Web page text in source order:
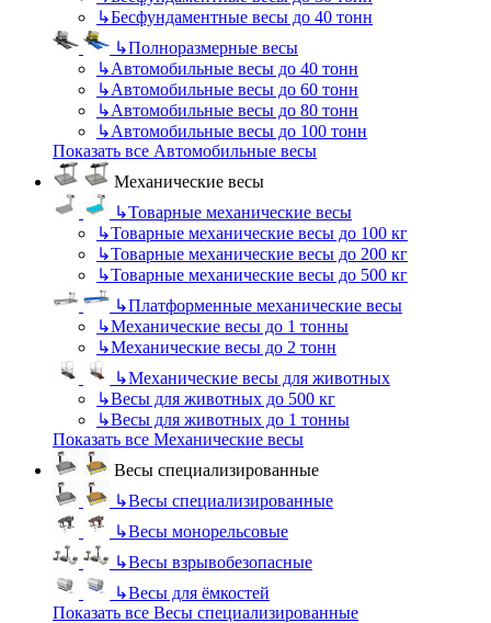
↳Бесфундаментные весы до 40 тонн
↳Полноразмерные весы
↳Автомобильные весы до 40 тонн
↳Автомобильные весы до 60 тонн
↳Автомобильные весы до 80 тонн
↳Автомобильные весы до 100 тонн
Показать все Автомобильные весы
Механические весы
↳Товарные механические весы
↳Товарные механические весы до 100 кг
↳Товарные механические весы до 200 кг
↳Товарные механические весы до 500 кг
↳Платформенные механические весы
↳Механические весы до 1 тонны
↳Механические весы до 2 тонн
↳Механические весы для животных
↳Весы для животных до 500 кг
↳Весы для животных до 1 тонны
Показать все Механические весы
Весы специализированные
↳Весы специализированные
↳Весы монорельсовые
↳Весы взрывобезопасные
↳Весы для ёмкостей
Показать все Весы специализированные